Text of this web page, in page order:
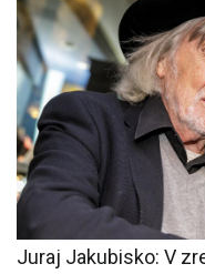
Juraj Jakubisko: V